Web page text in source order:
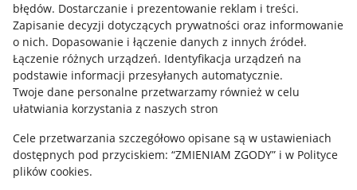
błędów. Dostarczanie i prezentowanie reklam i treści.
Zapisanie decyzji dotyczących prywatności oraz informowanie
o nich. Dopasowanie i łączenie danych z innych źródeł.
Łączenie różnych urządzeń. Identyfikacja urządzeń na
podstawie informacji przesyłanych automatycznie.
Twoje dane personalne przetwarzamy również w celu
ułatwiania korzystania z naszych stron
Cele przetwarzania szczegółowo opisane są w ustawieniach
dostępnych pod przyciskiem: “ZMIENIAM ZGODY” i w Polityce
plików cookies.
Informacje prawne
Regulamin
Polityka plików "cookies"
Ustawienia plików "cookies"
Udostępnianie lokalizacji
Informacje dla Aktu o Usługach Cyfrowych